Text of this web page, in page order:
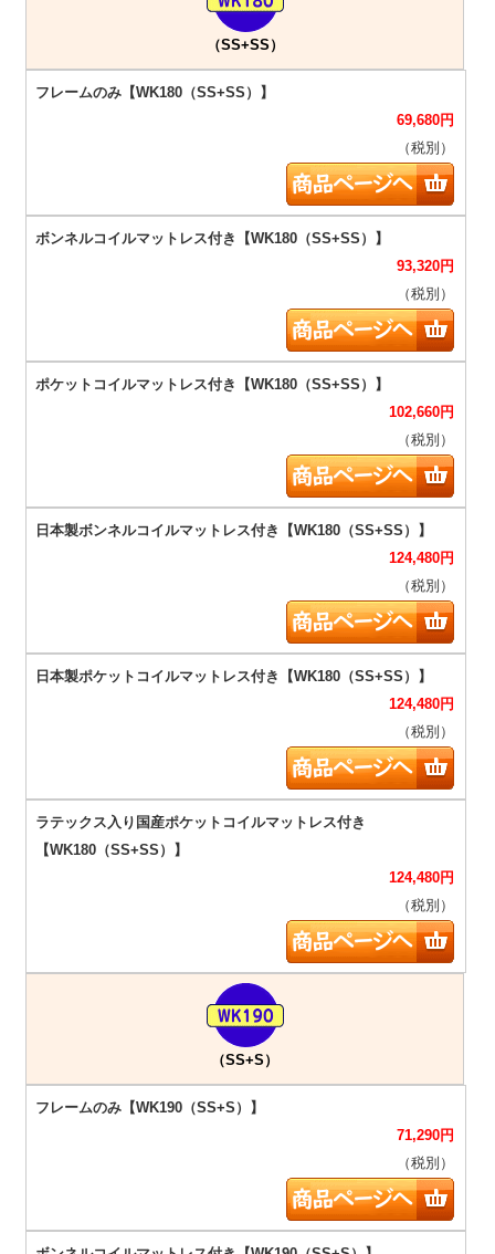
（SS+SS）
69,680円
（税別）
93,320円
（税別）
102,660円
（税別）
124,480円
（税別）
124,480円
（税別）
124,480円
（税別）
（SS+S）
71,290円
（税別）